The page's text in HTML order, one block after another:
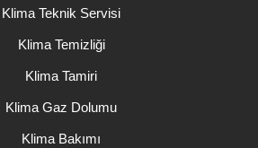
Klima Teknik Servisi
Klima Temizliği
Klima Tamiri
Klima Gaz Dolumu
Klima Bakımı